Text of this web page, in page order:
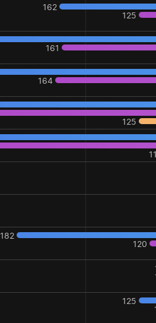
162
125
161
164
125
182
120
125